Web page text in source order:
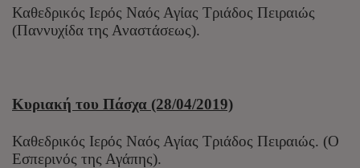
Καθεδρικός Ιερός Ναός Αγίας Τριάδος Πειραιώς
(Παννυχίδα της Αναστάσεως).
Κυριακή του Πάσχα (28/04/2019)
Καθεδρικός Ιερός Ναός Αγίας Τριάδος Πειραιώς. (Ο
Εσπερινός της Αγάπης).